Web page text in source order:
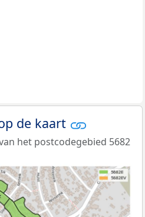
de kaart
het postcodegebied 5682